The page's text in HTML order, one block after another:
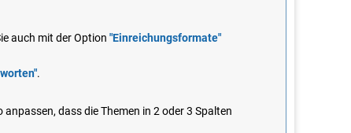
auch mit der Option "Einreichungsformate"
".
dass die Themen in 2 oder 3 Spalten